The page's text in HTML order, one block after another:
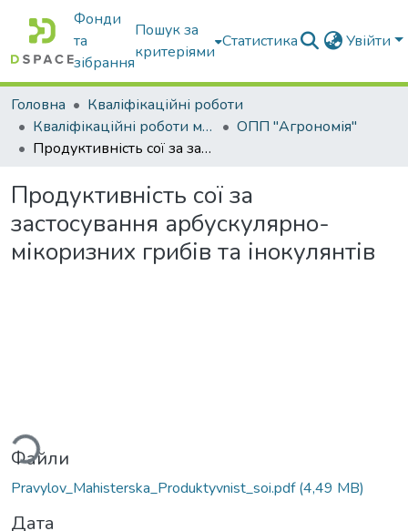
Фонди
та
зібрання
Пошук за
критеріями
Статистика Увійти
Головна
Кваліфікаційні роботи
Кваліфікаційні роботи магістрів
ОПП "Агрономія"
Продуктивність сої за застосування арбускулярно-мікоризних грибів та інокулянтів
Продуктивність сої за
застосування арбускулярно-
мікоризних грибів та інокулянтів
Файли
Pravylov_Mahisterska_Produktyvnist_soi.pdf(4,49 MB)
Дата